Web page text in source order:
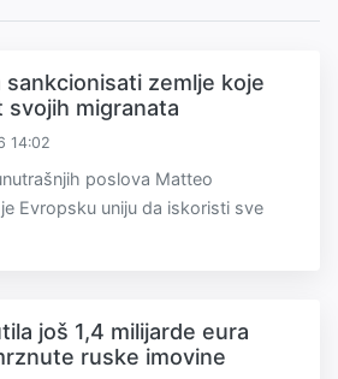
sankcionisati zemlje koje
svojih migranata
14:02
poslova Matteo
Evropsku uniju da iskoristi sve
još 1,4 milijarde eura
ruske imovine